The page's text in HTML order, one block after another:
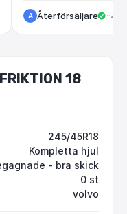
A Återförsäljare ··4
18
245/45R18
Kompletta hjul
- bra skick
0 st
volvo